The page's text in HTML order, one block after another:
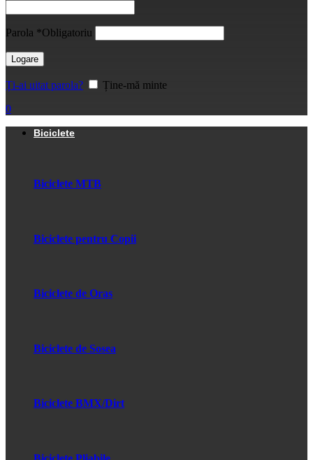
Parola *Obligatoriu
Logare
Ți-ai uitat parola?
Ține-mă minte
0
Biciclete
Biciclete MTB
Biciclete pentru Copii
Biciclete de Oras
Biciclete de Sosea
Biciclete BMX/Dirt